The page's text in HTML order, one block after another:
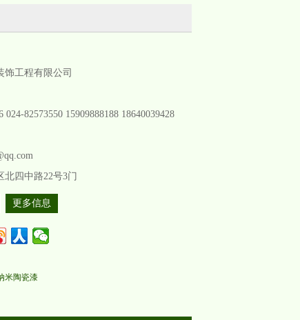
饰工程有限公司
024-82573550 15909888188 18640039428
北四中路22号3门
更多信息
米陶瓷漆